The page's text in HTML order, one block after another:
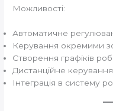
Можливості:
Автоматичне
Керування окремими
Створення графіків
Дистанційне
Інтеграція в систему